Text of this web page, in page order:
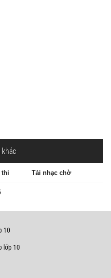
khác
thi Tải nhạc chờ
10
lớp 10